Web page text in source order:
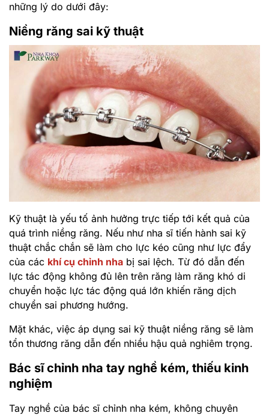
những lý do dưới đây:
Niềng răng sai kỹ thuật
Kỹ thuật là yếu tố ảnh hưởng trực tiếp tới kết quả của
quá trình niềng răng. Nếu như nha sĩ tiến hành sai kỹ
thuật chắc chắn sẽ làm cho lực kéo cũng như lực đẩy
của các khí cụ chỉnh nha bị sai lệch. Từ đó dẫn đến
lực tác động không đủ lên trên răng làm răng khó di
chuyển hoặc lực tác động quá lớn khiến răng dịch
chuyển sai phương hướng.
Mặt khác, việc áp dụng sai kỹ thuật niềng răng sẽ làm
tổn thương răng dẫn đến nhiều hậu quả nghiêm trọng.
Bác sĩ chỉnh nha tay nghề kém, thiếu kinh
nghiệm
Tay nghề của bác sĩ chỉnh nha kém, không chuyên